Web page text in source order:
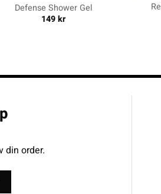
Defense Shower Gel
149kr
din order.